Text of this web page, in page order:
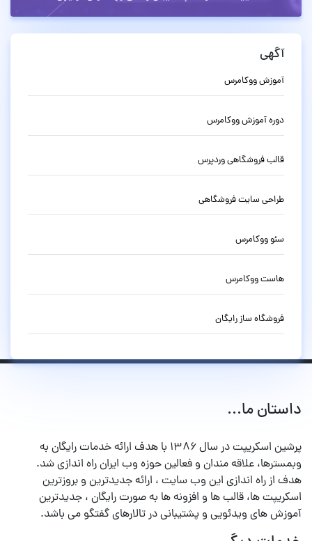
آگهی
آموزش ووکامرس
دوره آموزش ووکامرس
قالب فروشگاهی وردپرس
طراحی سایت فروشگاهی
سئو ووکامرس
هاست ووکامرس
فروشگاه ساز رایگان
داستان ما...
پرشین اسکریپت در سال ۱۳۸۶ با هدف ارائه خدمات رایگان به
وبمسترها، علاقه مندان و فعالین حوزه وب ایران راه اندازی شد.
هدف از راه اندازی این وب سایت ، ارائه جدیدترین و بروزترین
اسکریپت ها، قالب ها و افزونه ها به صورت رایگان ، جدیدترین
آموزش های ویدئویی و پشتیبانی در تالارهای گفتگو می باشد.